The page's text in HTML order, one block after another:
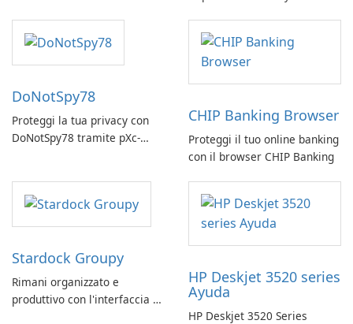
DoNotSpy78
Proteggi la tua privacy con
DoNotSpy78 tramite pXc-
CHIP Banking Browser
Proteggi il tuo online banking
con il browser CHIP Banking
Stardock Groupy
Rimani organizzato e
produttivo con l'interfaccia a
HP Deskjet 3520 series
Ayuda
HP Deskjet 3520 Series